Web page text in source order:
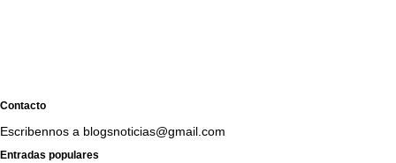
Contacto
Escribennos a blogsnoticias@gmail.com
Entradas populares